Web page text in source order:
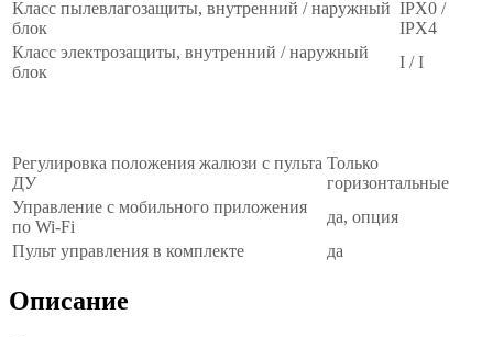
Класс пылевлагозащиты, внутренний / наружный
блок
IPX0 /
IPX4
Класс электрозащиты, внутренний / наружный
блок
I / I
Регулировка положения жалюзи с пульта
ДУ
Только
горизонтальные
Управление c мобильного приложения
по Wi-Fi
да, опция
Пульт управления в комплекте
да
Описание